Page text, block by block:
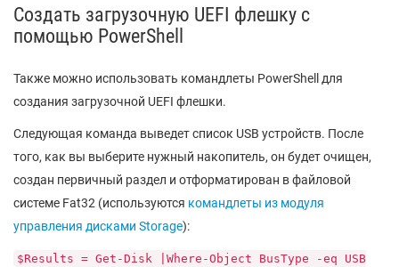
Создать загрузочную UEFI флешку с
помощью PowerShell
Также можно использовать командлеты PowerShell для
создания загрузочной UEFI флешки.
Следующая команда выведет список USB устройств. После
того, как вы выберите нужный накопитель, он будет очищен,
создан первичный раздел и отформатирован в файловой
системе Fat32 (используются командлеты из модуля
управления дисками Storage):
$Results = Get-Disk |Where-Object BusType -eq USB